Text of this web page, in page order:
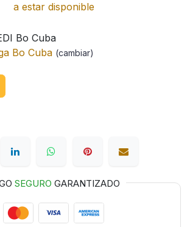
a estar disponible
Bo Cuba
Bo Cuba (cambiar)
SEGURO GARANTIZADO